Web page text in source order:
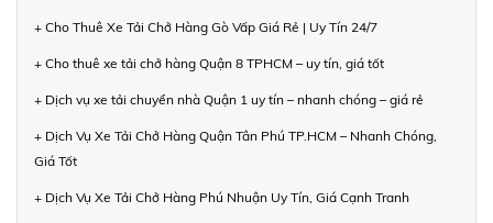
+ Cho Thuê Xe Tải Chở Hàng Gò Vấp Giá Rẻ | Uy Tín 24/7
+ Cho thuê xe tải chở hàng Quận 8 TPHCM – uy tín, giá tốt
+ Dịch vụ xe tải chuyển nhà Quận 1 uy tín – nhanh chóng – giá rẻ
+ Dịch Vụ Xe Tải Chở Hàng Quận Tân Phú TP.HCM – Nhanh Chóng,
Giá Tốt
+ Dịch Vụ Xe Tải Chở Hàng Phú Nhuận Uy Tín, Giá Cạnh Tranh